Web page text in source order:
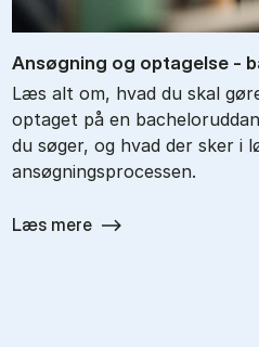
An­søg­ning og op­ta­gel­se -
Læs alt om, hvad du skal
optaget på en
du søger, og hvad der sker i
ansøgningsprocessen.
Læs mere